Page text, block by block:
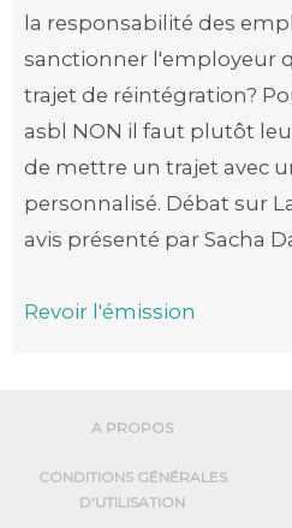
la responsabilité des
sanctionner l'employeur
trajet de réintégration?
asbl NON il faut plutôt
de mettre un trajet avec
personnalisé. Débat sur
avis présenté par Sacha
Revoir l'émission
A PROPOS
CONDITIONS GÉNÉRALES
D'UTILISATION